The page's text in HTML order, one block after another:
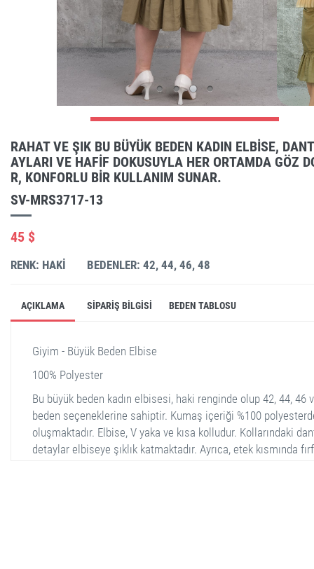
RAHAT VE ŞIK BU BÜYÜK BEDEN KADIN ELBISE,
AYLARI VE HAFIF DOKUSUYLA HER ORTAMDA GÖZ
R, KONFORLU BIR KULLANIM SUNAR.
SV-MRS3717-13
45 $
RENK: HAKI BEDENLER: 42, 44, 46, 48
AÇIKLAMA SIPARIŞ BILGISI BEDEN TABLOSU
Giyim - Büyük Beden Elbise
100% Polyester
Bu büyük beden kadın elbisesi, haki renginde olup 42, 44, 46
beden seçeneklerine sahiptir. Kumaş içeriği %100
oluşmaktadır. Elbise, V yaka ve kısa kolludur. Kollarındaki
detaylar elbiseye şıklık katmaktadır. Ayrıca, etek kısmında